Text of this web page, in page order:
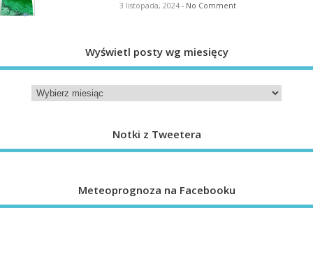
3 listopada, 2024- No Comment
Wyświetl posty wg miesięcy
Notki z Tweetera
Meteoprognoza na Facebooku